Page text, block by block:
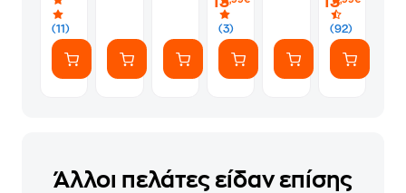
(11) (3) (92)
Άλλοι πελάτες είδαν επίσης